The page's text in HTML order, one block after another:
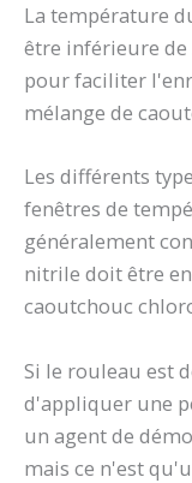
La température
être inférieure de
pour faciliter
mélange de
Les différents
fenêtres de
généralement
nitrile doit être
caoutchouc
Si le rouleau est
d'appliquer une
un agent de
mais ce n'est